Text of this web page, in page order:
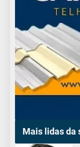
Mais lidas da